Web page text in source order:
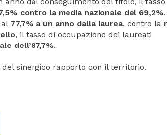
contro la media nazionale del 69,2%
al 77,7% a un anno dalla laurea, contro la
, il tasso di occupazione dei laureati
dell’87,7%.
sinergico rapporto con il territorio.